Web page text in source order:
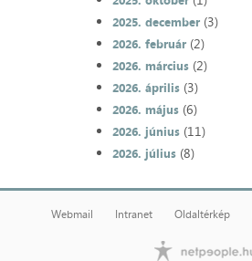
2025. december(3)
2026. február(2)
2026. március(2)
2026. április(3)
2026. május(6)
2026. június(11)
2026. július(8)
Webmail Intranet Oldaltérkép